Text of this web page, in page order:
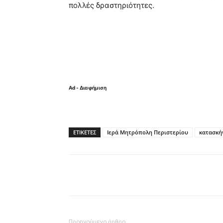
πολλές δραστηριότητες.
Ad - Διαφήμιση
ΕΤΙΚΈΤΕΣ Ιερά Μητρόπολη Περιστερίου